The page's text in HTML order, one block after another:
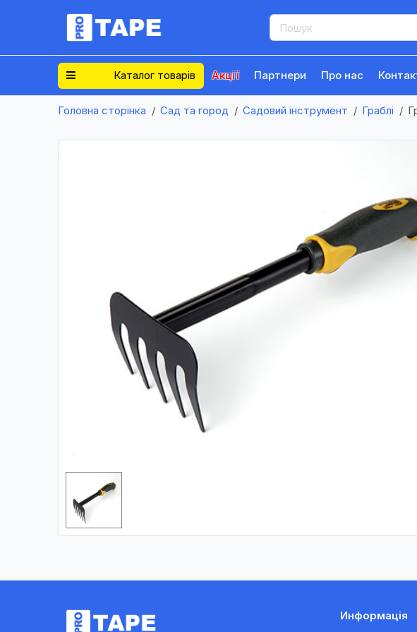
Каталог товарів Акції Партнери Про нас
Головна сторінка Сад та город Садовий інструмент Граблі
Информація